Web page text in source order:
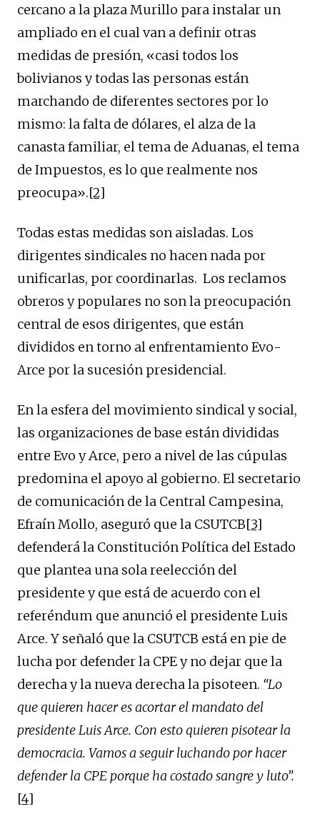
cercano a la plaza Murillo para instalar un
ampliado en el cual van a definir otras
medidas de presión, «casi todos los
bolivianos y todas las personas están
marchando de diferentes sectores por lo
mismo: la falta de dólares, el alza de la
canasta familiar, el tema de Aduanas, el tema
de Impuestos, es lo que realmente nos
preocupa».[2]
Todas estas medidas son aisladas. Los
dirigentes sindicales no hacen nada por
unificarlas, por coordinarlas. Los reclamos
obreros y populares no son la preocupación
central de esos dirigentes, que están
divididos en torno al enfrentamiento Evo-
Arce por la sucesión presidencial.
En la esfera del movimiento sindical y social,
las organizaciones de base están divididas
entre Evo y Arce, pero a nivel de las cúpulas
predomina el apoyo al gobierno. El secretario
de comunicación de la Central Campesina,
Efraín Mollo, aseguró que la CSUTCB[3]
defenderá la Constitución Política del Estado
que plantea una sola reelección del
presidente y que está de acuerdo con el
referéndum que anunció el presidente Luis
Arce. Y señaló que la CSUTCB está en pie de
lucha por defender la CPE y no dejar que la
derecha y la nueva derecha la pisoteen. “Lo
que quieren hacer es acortar el mandato del
presidente Luis Arce. Con esto quieren pisotear la
democracia. Vamos a seguir luchando por hacer
defender la CPE porque ha costado sangre y luto”.
[4]